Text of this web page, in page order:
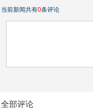
当前新闻共有0条评论
全部评论